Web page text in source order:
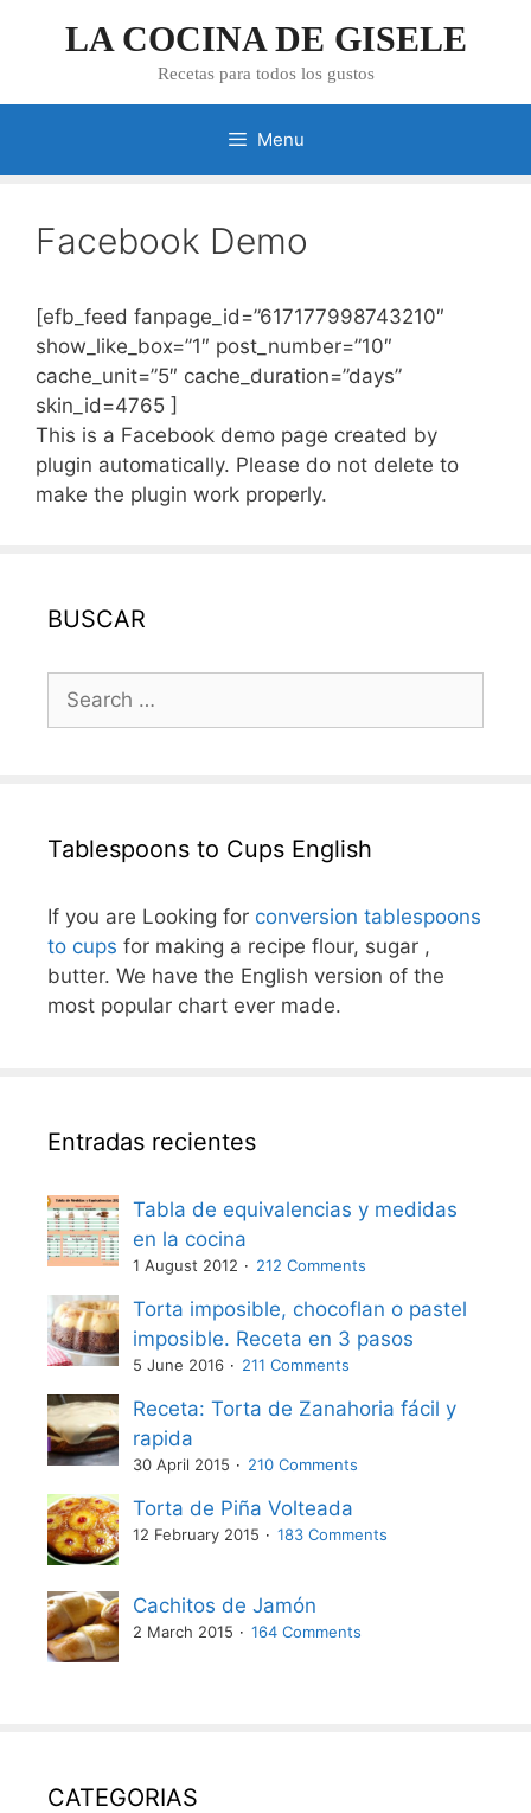
LA COCINA DE GISELE
Recetas para todos los gustos
Menu
Facebook Demo
[efb_feed fanpage_id=”617177998743210″
show_like_box=”1″ post_number=”10″
cache_unit=”5″ cache_duration=”days”
skin_id=4765 ]
This is a Facebook demo page created by
plugin automatically. Please do not delete to
make the plugin work properly.
BUSCAR
Search
for:
Tablespoons to Cups English
If you are Looking for conversion tablespoons
to cups for making a recipe flour, sugar ,
butter. We have the English version of the
most popular chart ever made.
Entradas recientes
Tabla de equivalencias y medidas
en la cocina
1 August 2012 212 Comments
Torta imposible, chocoflan o pastel
imposible. Receta en 3 pasos
5 June 2016 211 Comments
Receta: Torta de Zanahoria fácil y
rapida
30 April 2015 210 Comments
Torta de Piña Volteada
12 February 2015 183 Comments
Cachitos de Jamón
2 March 2015 164 Comments
CATEGORIAS